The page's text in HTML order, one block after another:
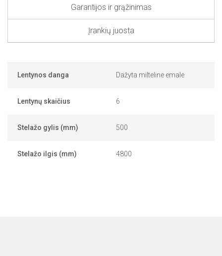
Garantijos ir grąžinimas
Įrankių juosta
Lentynos danga Dažyta milteline emale
Lentynų skaičius 6
Stelažo gylis (mm) 500
Stelažo ilgis (mm) 4800